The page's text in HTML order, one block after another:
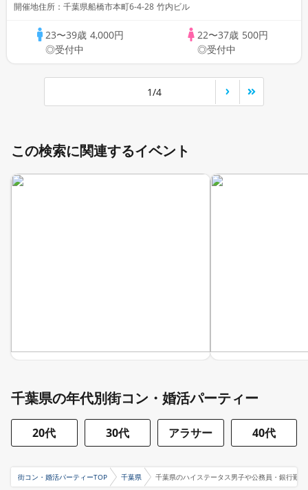
開催地住所：千葉県船橋市本町6-4-28 竹内ビル
23〜39歳 4,000円
◎受付中
22〜37歳 500円
◎受付中
1/4
この検索に関連するイベント
千葉県の年代別街コン・婚活パーティー
20代 30代 アラサー 40代
街コン・婚活パーティーTOP 千葉県 千葉県のハイステータス男子や公務員・銀行勤